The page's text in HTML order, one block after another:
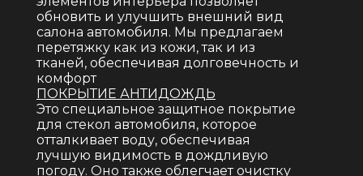
обновить и улучшить внешний вид
салона автомобиля. Мы предлагаем
перетяжку как из кожи, так и из
тканей, обеспечивая долговечность и
комфорт
ПОКРЫТИЕ АНТИДОЖДЬ
это специальное защитное покрытие
для стекол автомобиля, которое
отталкивает воду, обеспечивая
лучшую видимость в дождливую
погоду. Оно также облегчает очистку